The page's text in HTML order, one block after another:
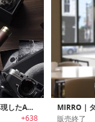
LUNAR｜月を精巧に再現したAR搭載ムーンモデル「ルナー」
+638 販売終了